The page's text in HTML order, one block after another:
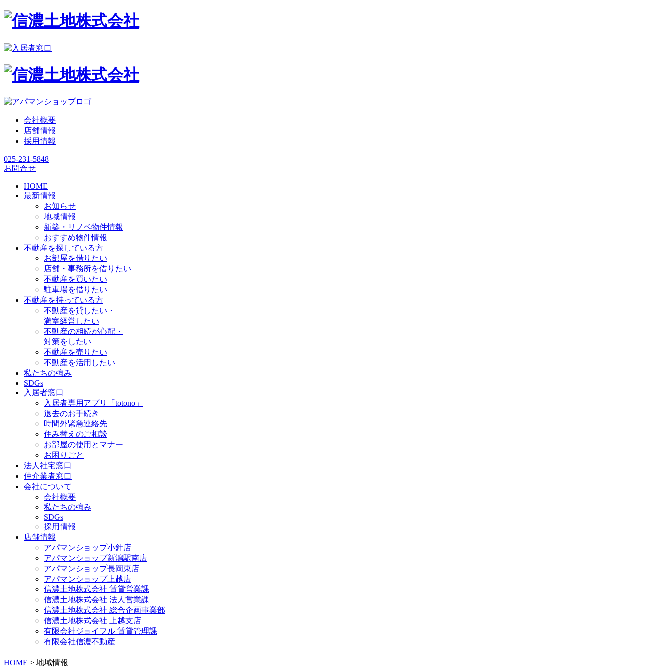
会社概要
店舗情報
採用情報
025-231-5848
お問合せ
HOME
最新情報
お知らせ
地域情報
新築・リノベ物件情報
おすすめ物件情報
不動産を探している方
お部屋を借りたい
店舗・事務所を借りたい
不動産を買いたい
駐車場を借りたい
不動産を持っている方
不動産を貸したい・
満室経営したい
不動産の相続が心配・
対策をしたい
不動産を売りたい
不動産を活用したい
私たちの強み
SDGs
入居者窓口
入居者専用アプリ「totono」
退去のお手続き
時間外緊急連絡先
住み替えのご相談
お部屋の使用とマナー
お困りごと
法人社宅窓口
仲介業者窓口
会社について
会社概要
私たちの強み
SDGs
採用情報
店舗情報
アパマンショップ小針店
アパマンショップ新潟駅南店
アパマンショップ長岡東店
アパマンショップ上越店
信濃土地株式会社 賃貸営業課
信濃土地株式会社 法人営業課
信濃土地株式会社 総合企画事業部
信濃土地株式会社 上越支店
有限会社ジョイフル 賃貸管理課
有限会社信濃不動産
HOME > 地域情報